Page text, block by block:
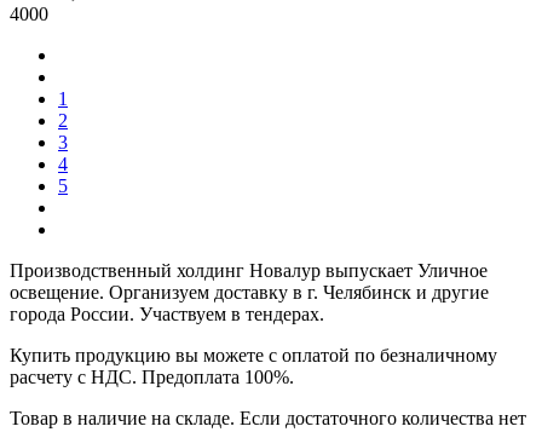
4000
1
2
3
4
5
Производственный холдинг Новалур выпускает Уличное
освещение. Организуем доставку в г. Челябинск и другие
города России. Участвуем в тендерах.
Купить продукцию вы можете с оплатой по безналичному
расчету с НДС. Предоплата 100%.
Товар в наличие на складе. Если достаточного количества нет